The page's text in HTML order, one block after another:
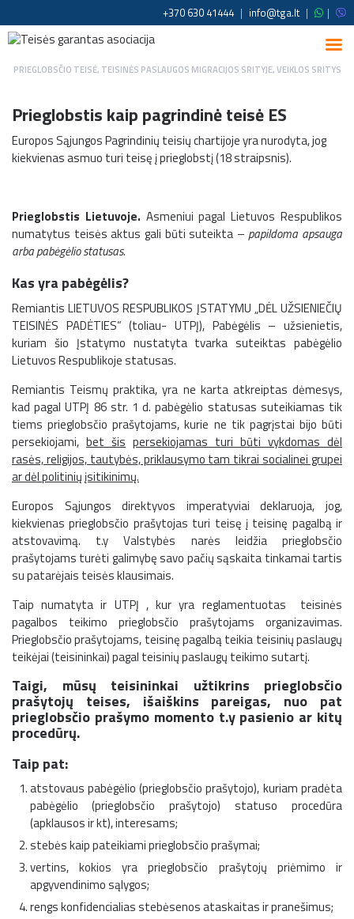
+370 630 41444 | info@tga.lt | |
PRIEGLOBSČIO TEISĖ, TEISINĖS PASLAUGOS MIGRACIJOS SRITYJE,VEIKLOS SRITYS
Prieglobstis kaip pagrindinė teisė ES
Europos Sąjungos Pagrindinių teisių chartijoje yra nurodyta, jog
kiekvienas asmuo turi teisę į prieglobstį (18 straipsnis).
Prieglobstis Lietuvoje. Asmeniui pagal Lietuvos Respublikos
numatytus teisės aktus gali būti suteikta –papildoma apsauga
arba pabėgėlio statusas.
Kas yra pabėgėlis?
Remiantis LIETUVOS RESPUBLIKOS ĮSTATYMU „DĖL UŽSIENIEČIŲ
TEISINĖS PADĖTIES“ (toliau- UTPĮ), Pabėgėlis – užsienietis,
kuriam šio Įstatymo nustatyta tvarka suteiktas pabėgėlio
Lietuvos Respublikoje statusas.
Remiantis Teismų praktika, yra ne karta atkreiptas dėmesys,
kad pagal UTPĮ 86 str. 1 d. pabėgėlio statusas suteikiamas tik
tiems prieglobsčio prašytojams, kurie ne tik pagrįstai bijo būti
persekiojami, bet šis persekiojamas turi būti vykdomas dėl
rasės, religijos, tautybės, priklausymo tam tikrai socialinei grupei
ar dėl politinių įsitikinimų.
Europos Sąjungos direktyvos imperatyviai deklaruoja, jog,
kiekvienas prieglobsčio prašytojas turi teisę į teisinę pagalbą ir
atstovavimą. t.y Valstybės narės leidžia prieglobsčio
prašytojams turėti galimybę savo pačių sąskaita tinkamai tartis
su patarėjais teisės klausimais.
Taip numatyta ir UTPĮ , kur yra reglamentuotas teisinės
pagalbos teikimo prieglobsčio prašytojams organizavimas.
Prieglobsčio prašytojams, teisinę pagalbą teikia teisinių paslaugų
teikėjai (teisininkai) pagal teisinių paslaugų teikimo sutartį.
Taigi, mūsų teisininkai užtikrins prieglobsčio
prašytojų teises, išaiškins pareigas, nuo pat
prieglobsčio prašymo momento t.y pasienio ar kitų
procedūrų.
Taip pat:
atstovaus pabėgėlio (prieglobsčio prašytojo), kuriam pradėta
pabėgėlio (prieglobsčio prašytojo) statuso procedūra
(apklausos ir kt), interesams;
stebės kaip pateikiami prieglobsčio prašymai;
vertins, kokios yra prieglobsčio prašytojų priėmimo ir
apgyvendinimo sąlygos;
rengs konfidencialias stebėsenos ataskaitas ir pranešimus;